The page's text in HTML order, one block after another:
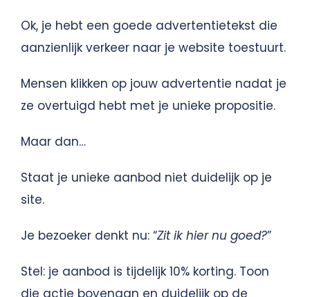
Ok, je hebt een goede advertentietekst die
aanzienlijk verkeer naar je website toestuurt.
Mensen klikken op jouw advertentie nadat je
ze overtuigd hebt met je unieke propositie.
Maar dan…
Staat je unieke aanbod niet duidelijk op je
site.
Je bezoeker denkt nu: “Zit ik hier nu goed?”
Stel: je aanbod is tijdelijk 10% korting. Toon